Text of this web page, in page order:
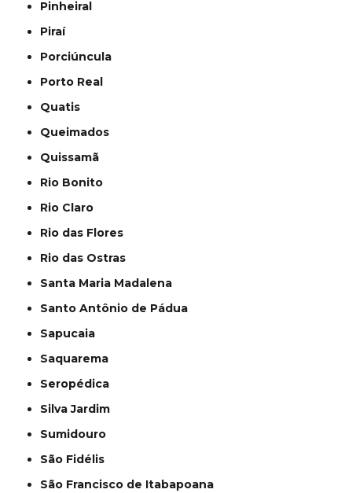
Pinheiral
Piraí
Porciúncula
Porto Real
Quatis
Queimados
Quissamã
Rio Bonito
Rio Claro
Rio das Flores
Rio das Ostras
Santa Maria Madalena
Santo Antônio de Pádua
Sapucaia
Saquarema
Seropédica
Silva Jardim
Sumidouro
São Fidélis
São Francisco de Itabapoana